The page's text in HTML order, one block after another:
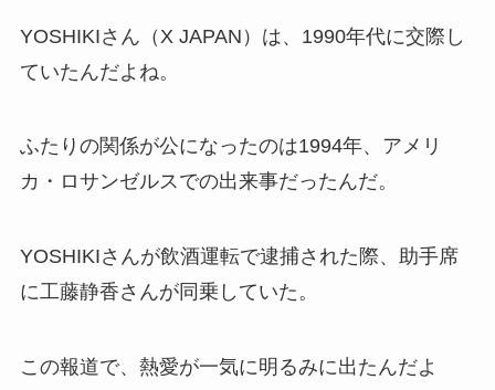
YOSHIKIさん（X JAPAN）は、1990年代に交際し
ていたんだよね。
ふたりの関係が公になったのは1994年、アメリ
カ・ロサンゼルスでの出来事だったんだ。
YOSHIKIさんが飲酒運転で逮捕された際、助手席
に工藤静香さんが同乗していた。
この報道で、熱愛が一気に明るみに出たんだよ